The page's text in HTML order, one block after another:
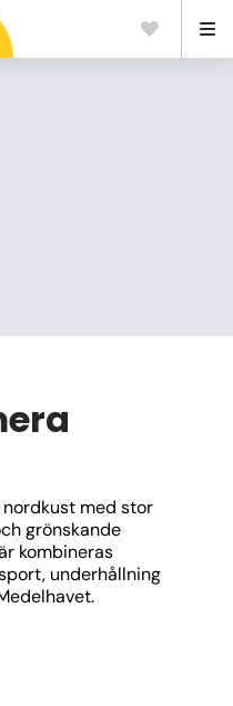
med stor
grönskande
kombineras
underhållning